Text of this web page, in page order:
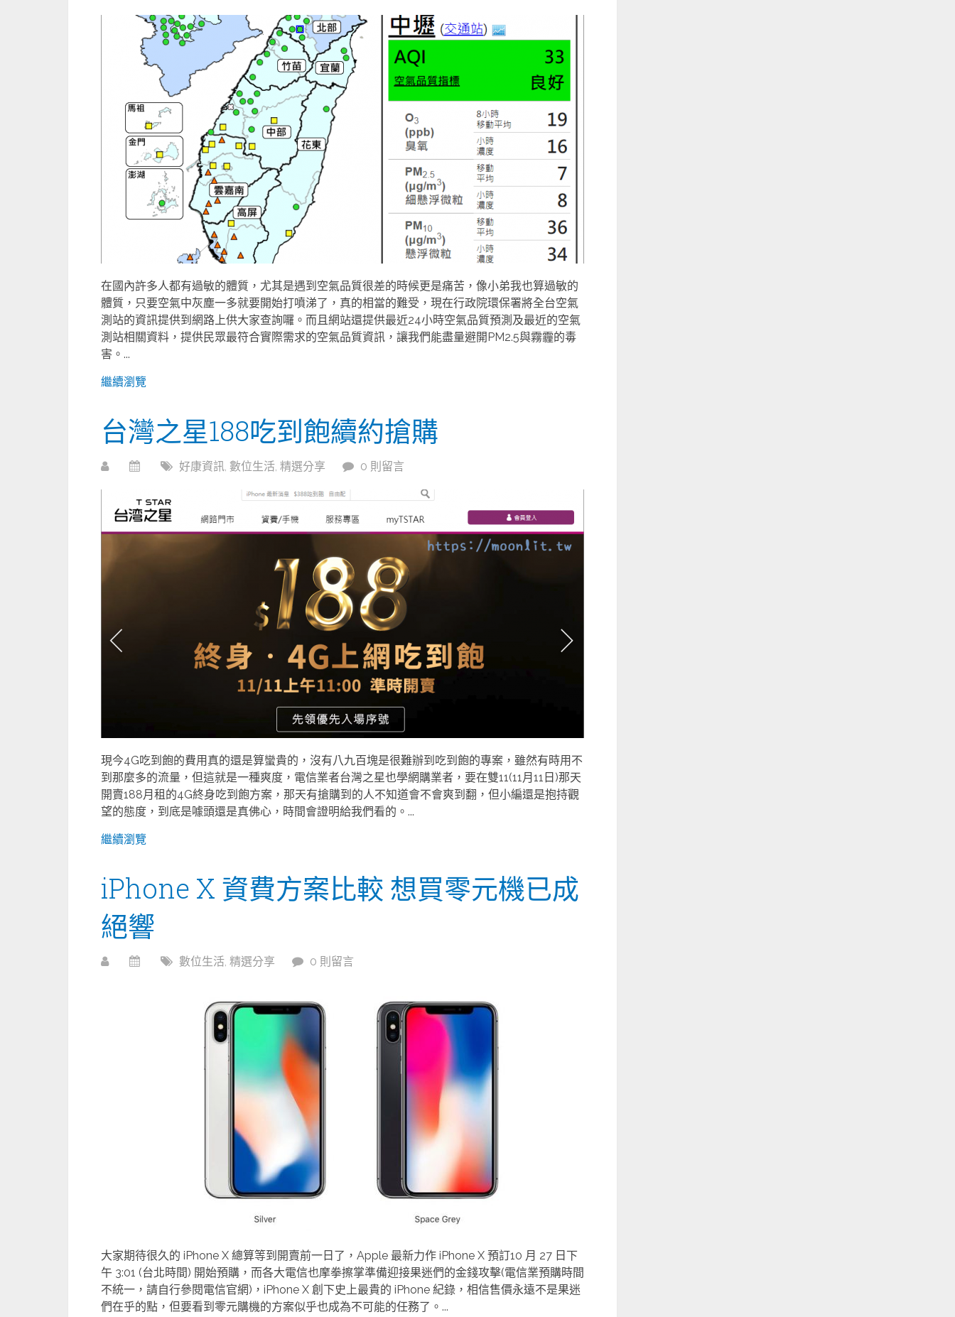
在國內許多人都有過敏的體質，尤其是遇到空氣品質很差的時候更是痛苦，像小弟我也算過敏的
體質，只要空氣中灰塵一多就要開始打噴涕了，真的相當的難受，現在行政院環保署將全台空氣
測站的資訊提供到網路上供大家查詢囉。而且網站還提供最近24小時空氣品質預測及最近的空氣
測站相關資料，提供民眾最符合實際需求的空氣品質資訊，讓我們能盡量避開PM2.5與霧霾的毒
害。...
繼續瀏覽
台灣之星188吃到飽續約搶購
好康資訊, 數位生活, 精選分享 0 則留言
現今4G吃到飽的費用真的還是算蠻貴的，沒有八九百塊是很難辦到吃到飽的專案，雖然有時用不
到那麼多的流量，但這就是一種爽度，電信業者台灣之星也學網購業者，要在雙11(11月11日)那天
開賣188月租的4G終身吃到飽方案，那天有搶購到的人不知道會不會爽到翻，但小編還是抱持觀
望的態度，到底是噱頭還是真佛心，時間會證明給我們看的。...
繼續瀏覽
iPhone X 資費方案比較 想買零元機已成
絕響
數位生活, 精選分享 0 則留言
大家期待很久的 iPhone X 總算等到開賣前一日了，Apple 最新力作 iPhone X 預訂10 月 27 日下
午 3:01 (台北時間) 開始預購，而各大電信也摩拳擦掌準備迎接果迷們的金錢攻擊(電信業預購時間
不統一，請自行參閱電信官網)，iPhone X 創下史上最貴的 iPhone 紀錄，相信售價永遠不是果迷
們在乎的點，但要看到零元購機的方案似乎也成為不可能的任務了。...